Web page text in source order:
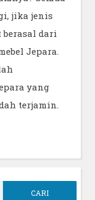
jika jenis
dari
Jepara.
yang
terjamin.